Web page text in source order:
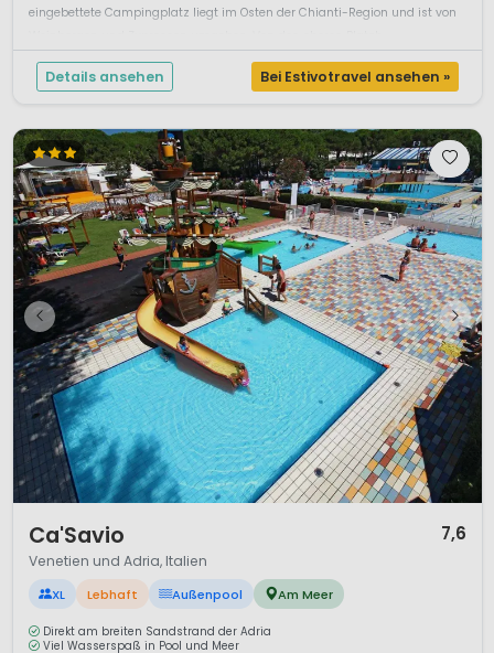
eingebettete Campingplatz liegt im Osten der Chianti-Region und ist von
Details ansehen Bei Estivotravel ansehen »
Ca'Savio 7,6
Venetien und Adria, Italien
XL Lebhaft Außenpool Am Meer
Direkt am breiten Sandstrand der Adria
Viel Wasserspaß in Pool und Meer